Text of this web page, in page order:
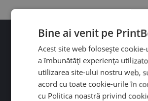
Ai întrebări?
Bine ai venit pe
Acest site web folosește
a îmbunătăți experiența
utilizarea site-ului nostru web,
acord cu toate cookie-urile în
cu Politica noastră privind